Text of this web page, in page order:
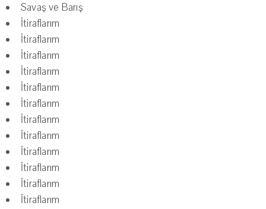
Savaş ve Barış
İtiraflarım
İtiraflarım
İtiraflarım
İtiraflarım
İtiraflarım
İtiraflarım
İtiraflarım
İtiraflarım
İtiraflarım
İtiraflarım
İtiraflarım
İtiraflarım